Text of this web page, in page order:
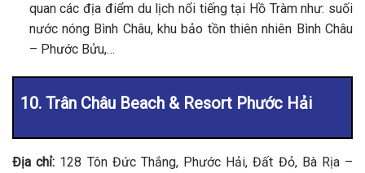
quan các địa điểm du lịch nổi tiếng tại Hồ Tràm như: suối
nước nóng Bình Châu, khu bảo tồn thiên nhiên Bình Châu
– Phước Bửu,…
10. Trân Châu Beach & Resort Phước Hải
Địa chỉ: 128 Tôn Đức Thắng, Phước Hải, Đất Đỏ, Bà Rịa –